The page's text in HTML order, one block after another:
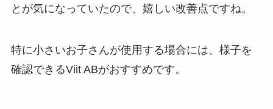
とが気になっていたので、嬉しい改善点ですね。
特に小さいお子さんが使用する場合には、様子を
確認できるViit ABがおすすめです。